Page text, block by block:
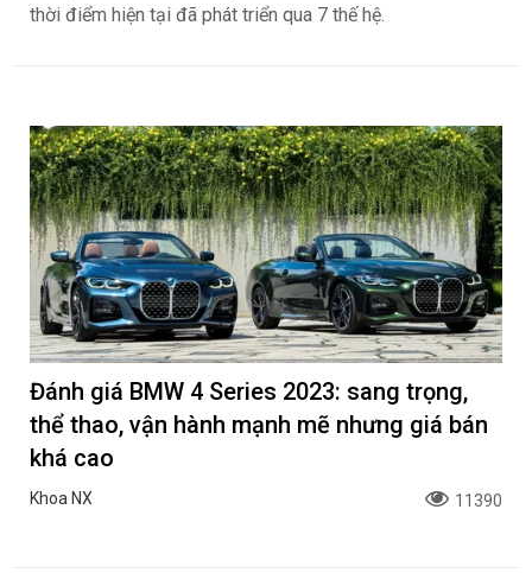
thời điểm hiện tại đã phát triển qua 7 thế hệ.
Đánh giá BMW 4 Series 2023: sang trọng,
thể thao, vận hành mạnh mẽ nhưng giá bán
khá cao
Khoa NX 11390